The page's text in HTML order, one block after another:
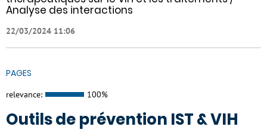
Analyse des interactions
22/03/2024 11:06
PAGES
relevance: 100%
Outils de prévention IST & VIH